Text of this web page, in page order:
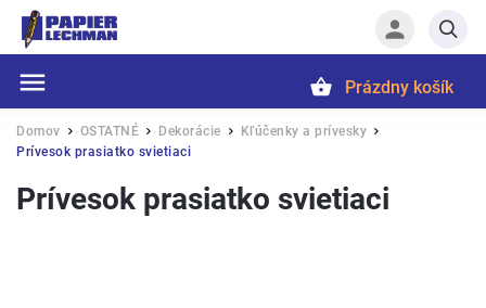
Hľadať
Prázdny košík
Domov / OSTATNÉ / Dekorácie / Kľúčenky a prívesky /
Prívesok prasiatko svietiaci
Prívesok prasiatko svietiaci